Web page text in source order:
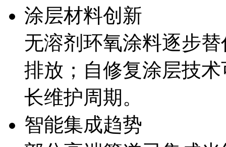
涂层材料创新
无溶剂环氧涂料逐步
排放；自修复涂层技
长维护周期。
智能集成趋势